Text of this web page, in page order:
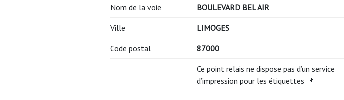
Nom de la voie BOULEVARD BEL AIR
Ville LIMOGES
Code postal 87000
Ce point relais ne dispose pas d’un service
d’impression pour les étiquettes 📌